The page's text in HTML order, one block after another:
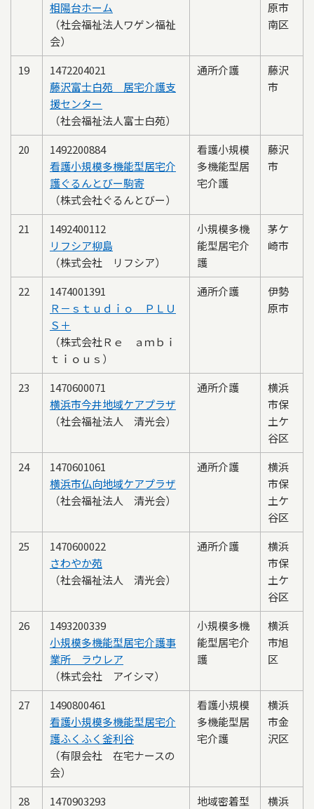
相陽台ホーム
（社会福祉法人ワゲン福祉
会）
原市
南区
19
1472204021
藤沢富士白苑 居宅介護支
援センター
（社会福祉法人富士白苑）
通所介護
藤沢
市
20
1492200884
看護小規模多機能型居宅介
護ぐるんとびー駒寄
（株式会社ぐるんとびー）
看護小規模
多機能型居
宅介護
藤沢
市
21
1492400112
リフシア柳島
（株式会社 リフシア）
小規模多機
能型居宅介
護
茅ケ
崎市
22
1474001391
Ｒ－ｓｔｕｄｉｏ ＰＬＵ
Ｓ＋
（株式会社Ｒｅ ａｍｂｉ
ｔｉｏｕｓ）
通所介護
伊勢
原市
23
1470600071
横浜市今井地域ケアプラザ
（社会福祉法人 清光会）
通所介護
横浜
市保
土ケ
谷区
24
1470601061
横浜市仏向地域ケアプラザ
（社会福祉法人 清光会）
通所介護
横浜
市保
土ケ
谷区
25
1470600022
さわやか苑
（社会福祉法人 清光会）
通所介護
横浜
市保
土ケ
谷区
26
1493200339
小規模多機能型居宅介護事
業所 ラウレア
（株式会社 アイシマ）
小規模多機
能型居宅介
護
横浜
市旭
区
27
1490800461
看護小規模多機能型居宅介
護ふくふく釜利谷
（有限会社 在宅ナースの
会）
看護小規模
多機能型居
宅介護
横浜
市金
沢区
28
1470903293
地域密着型
横浜